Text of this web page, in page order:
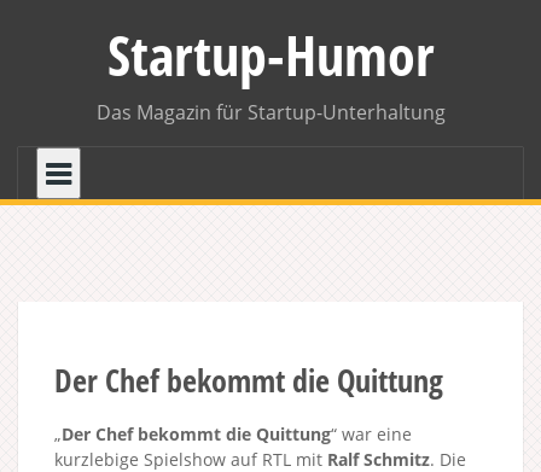
Startup-Humor
Das Magazin für Startup-Unterhaltung
Der Chef bekommt die Quittung
„Der Chef bekommt die Quittung“ war eine
kurzlebige Spielshow auf RTL mit Ralf Schmitz. Die